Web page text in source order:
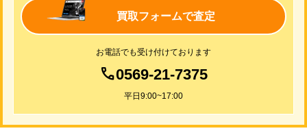
買取フォームで査定
お電話でも受け付けております
0569-21-7375
平日9:00~17:00